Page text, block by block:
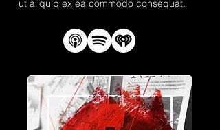
ut aliquip ex ea commodo consequat.